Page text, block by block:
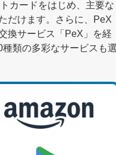
カードをはじめ、主要な
だけます。さらに、PeX
換サービス「PeX」を経
類の多彩なサービスも